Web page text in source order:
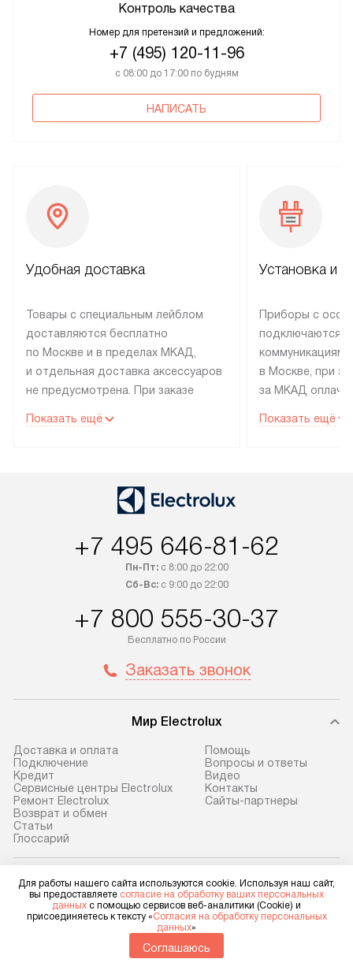
Контроль качества
Номер для претензий и предложений:
+7 (495) 120-11-96
с 08:00 до 17:00 по будням
НАПИСАТЬ
Удобная доставка
Товары с специальным лейблом
доставляются бесплатно
по Москве и в пределах МКАД,
и отдельная доставка аксессуаров
не предусмотрена. При заказе
рекомендуем обсудить
со статусом «В наличии» могут
быть отправлены покупателю
интересен товар «Под заказ»,
приобретения с менеджером сайта.
доставляются бесплатно
по Москве в пределах МКАД,
не предусмотрена. После 100%
до представительства
транспортной компании в г. Москва.
Пожалуйста, уточняйте условия
доставки у менеджера при
оформлении заказа.
В оговоренный день служба
доставки доставит упакованный
Если необходимо переместить
прибор до места установки,
пожалуйста, предварительно
уточните это с менеджером.
Показать ещё
Установка и
Приборы с
подключаются к
коммуникациям
в Москве, при
за МКАД
партнера
по монтажу
материалы.
предполагают,
установленной
разблокировку
соединение
Показать ещё
+7 495 646-81-62
Пн-Пт:с 8:00 до 22:00
Сб-Вс:с 9:00 до 22:00
+7 800 555-30-37
Бесплатно по России
Заказать звонок
Мир Electrolux
Доставка и оплата
Подключение
Кредит
Сервисные центры Electrolux
Ремонт Electrolux
Возврат и обмен
Cтатьи
Глоссарий
Помощь
Вопросы и ответы
Видео
Контакты
Сайты-партнеры
Electrolux в социальных сетях
Для физических лиц
Для работы нашего сайта используются cookie. Используя наш сайт,
вы предоставляете согласие на обработку ваших персональных
данных с помощью сервисов веб-аналитики (Cookie) и
присоединяетесь к тексту «Согласия на обработку персональных
данных»
Соглашаюсь